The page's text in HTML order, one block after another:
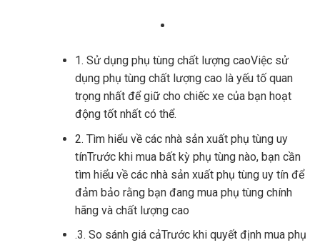
1. Sử dụng phụ tùng chất lượng caoViệc sử
dụng phụ tùng chất lượng cao là yếu tố quan
trọng nhất để giữ cho chiếc xe của bạn hoạt
động tốt nhất có thể.
2. Tìm hiểu về các nhà sản xuất phụ tùng uy
tínTrước khi mua bất kỳ phụ tùng nào, bạn cần
tìm hiểu về các nhà sản xuất phụ tùng uy tín để
đảm bảo rằng bạn đang mua phụ tùng chính
hãng và chất lượng cao
.3. So sánh giá cảTrước khi quyết định mua phụ